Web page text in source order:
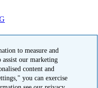
501(c)(3) calificada
7124261. CFC #11404
MD 20852
to measure and
assist our marketing
content and
you can exercise